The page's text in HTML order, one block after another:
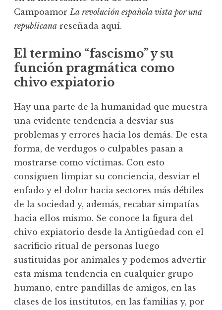
CampoamorLa revolución española vista por una
republicana reseñada aquí.
El termino “fascismo” y su
función pragmática como
chivo expiatorio
Hay una parte de la humanidad que muestra
una evidente tendencia a desviar sus
problemas y errores hacia los demás. De esta
forma, de verdugos o culpables pasan a
mostrarse como víctimas. Con esto
consiguen limpiar su conciencia, desviar el
enfado y el dolor hacia sectores más débiles
de la sociedad y, además, recabar simpatías
hacia ellos mismo. Se conoce la figura del
chivo expiatorio desde la Antigüedad con el
sacrificio ritual de personas luego
sustituidas por animales y podemos advertir
esta misma tendencia en cualquier grupo
humano, entre pandillas de amigos, en las
clases de los institutos, en las familias y, por